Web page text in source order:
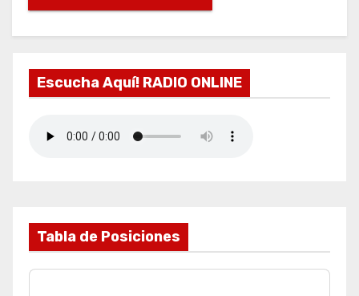
Escucha Aquí! RADIO ONLINE
Tabla de Posiciones